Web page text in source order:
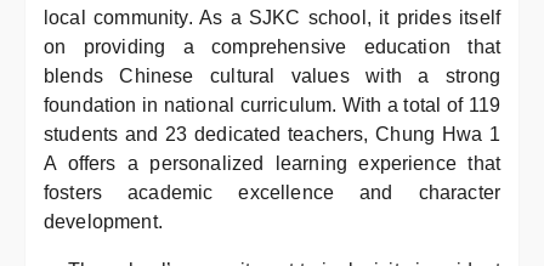
local community. As a SJKC school, it prides itself
on providing a comprehensive education that
blends Chinese cultural values with a strong
foundation in national curriculum. With a total of 119
students and 23 dedicated teachers, Chung Hwa 1
A offers a personalized learning experience that
fosters academic excellence and character
development.